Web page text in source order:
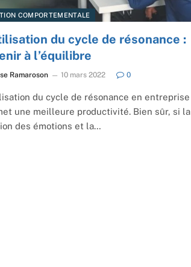
COMPORTEMENTALE
du cycle de résonance :
à l’équilibre
Ramaroson 10 mars 2022 0
du cycle de résonance en entreprise
une meilleure productivité. Bien sûr, si la
des émotions et la…